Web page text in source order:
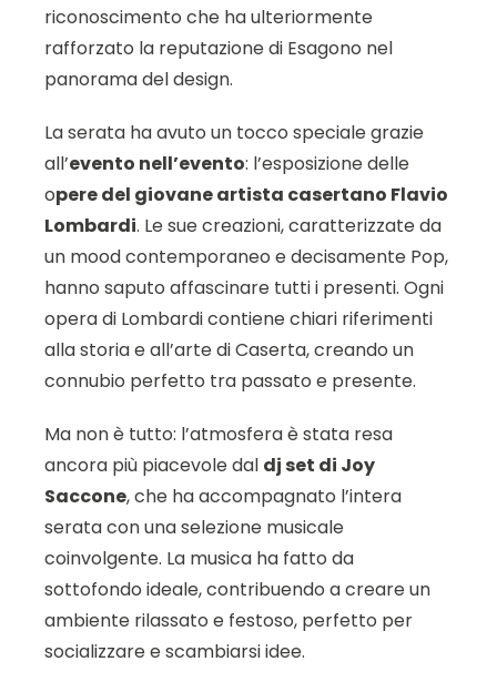
riconoscimento che ha ulteriormente
rafforzato la reputazione di Esagono nel
panorama del design.
La serata ha avuto un tocco speciale grazie
all’evento nell’evento: l’esposizione delle
opere del giovane artista casertano Flavio
Lombardi. Le sue creazioni, caratterizzate da
un mood contemporaneo e decisamente Pop,
hanno saputo affascinare tutti i presenti. Ogni
opera di Lombardi contiene chiari riferimenti
alla storia e all’arte di Caserta, creando un
connubio perfetto tra passato e presente.
Ma non è tutto: l’atmosfera è stata resa
ancora più piacevole dal dj set di Joy
Saccone, che ha accompagnato l’intera
serata con una selezione musicale
coinvolgente. La musica ha fatto da
sottofondo ideale, contribuendo a creare un
ambiente rilassato e festoso, perfetto per
socializzare e scambiarsi idee.